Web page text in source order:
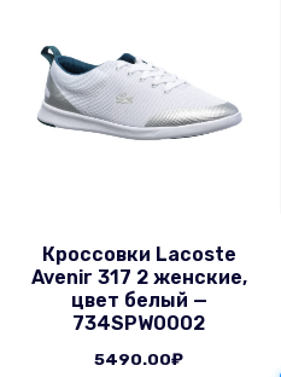
Кроссовки Lacoste
Avenir 317 2 женские,
цвет белый —
734SPW0002
5490.00₽